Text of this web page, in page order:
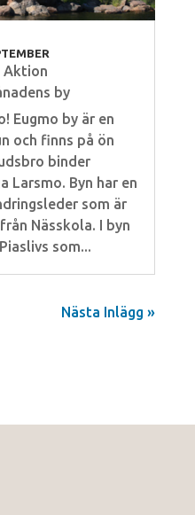
Aktion
by
Eugmo by är en
och finns på ön
binder
Larsmo. Byn har en
som är
Nässkola. I byn
som...
Nästa Inlägg »